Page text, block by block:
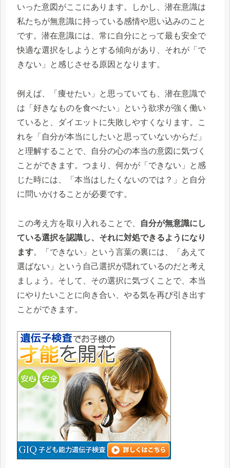
いった意図がここにあります。しかし、潜在意識は
私たちが無意識に持っている感情や思い込みのこと
です。潜在意識には、常に自分にとって最も安全で
快適な選択をしようとする傾向があり、それが「で
きない」と感じさせる原因となります。
例えば、「痩せたい」と思っていても、潜在意識で
は「好きなものを食べたい」という欲求が強く働い
ていると、ダイエットに失敗しやすくなります。こ
れを「自分が本当にしたいと思っていないからだ」
と理解することで、自分の心の本当の意図に気づく
ことができます。つまり、何かが「できない」と感
じた時には、「本当はしたくないのでは？」と自分
に問いかけることが必要です。
この考え方を取り入れることで、
自分が無意識にし
ている選択を認識し、それに対処できるようになり
ます。「できない」という言葉の裏には、「あえて
選ばない」という自己選択が隠れているのだと考え
ましょう。そして、その選択に気づくことで、本当
にやりたいことに向き合い、やる気を再び引き出す
ことができます。